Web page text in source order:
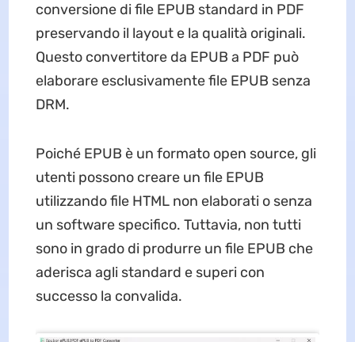
conversione di file EPUB standard in PDF
preservando il layout e la qualità originali.
Questo convertitore da EPUB a PDF può
elaborare esclusivamente file EPUB senza
DRM.
Poiché EPUB è un formato open source, gli
utenti possono creare un file EPUB
utilizzando file HTML non elaborati o senza
un software specifico. Tuttavia, non tutti
sono in grado di produrre un file EPUB che
aderisca agli standard e superi con
successo la convalida.